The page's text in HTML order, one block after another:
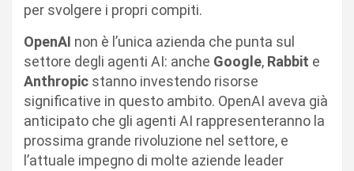
per svolgere i propri compiti.
OpenAI non è l’unica azienda che punta sul
settore degli agenti AI: anche Google, Rabbit e
Anthropic stanno investendo risorse
significative in questo ambito. OpenAI aveva già
anticipato che gli agenti AI rappresenteranno la
prossima grande rivoluzione nel settore, e
l’attuale impegno di molte aziende leader